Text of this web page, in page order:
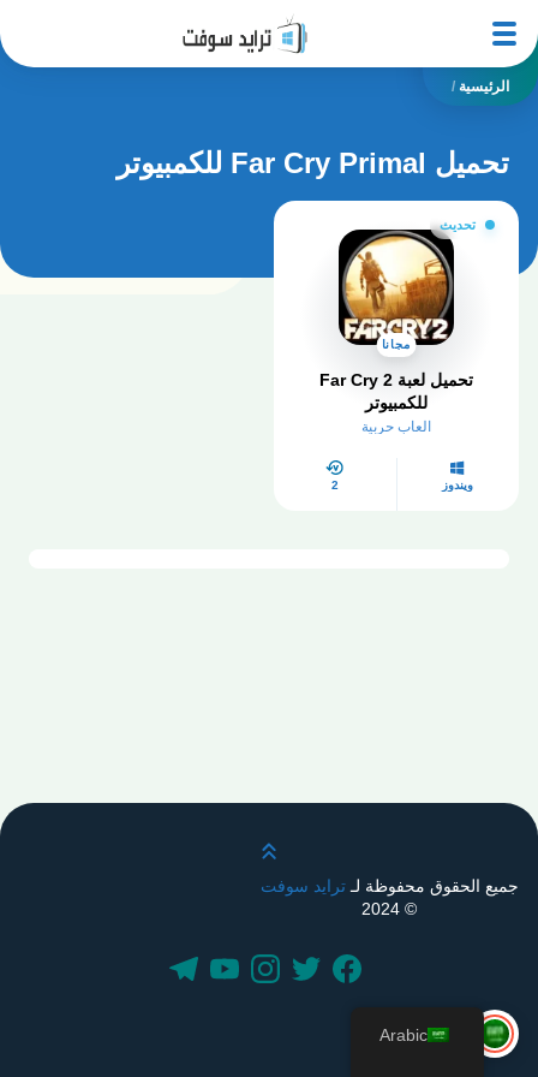
الرئيسية /
تحميل Far Cry Primal للكمبيوتر
تحديث
مجانا
تحميل لعبة Far Cry 2
للكمبيوتر
العاب حربية
ويندوز 2
قم بالتمرير لأعلى
جميع الحقوق محفوظة لـترايد سوفت
© 2024
Arabic